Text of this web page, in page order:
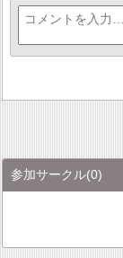
参加サークル(0)